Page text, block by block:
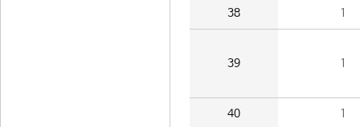
38 1
39 1
40 1